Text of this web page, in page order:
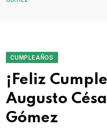
CUMPLEAÑOS
¡Feliz
Augusto
Gómez